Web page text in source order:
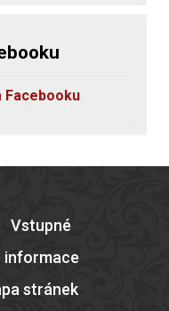
Facebooku
Vstupné
informace
stránek